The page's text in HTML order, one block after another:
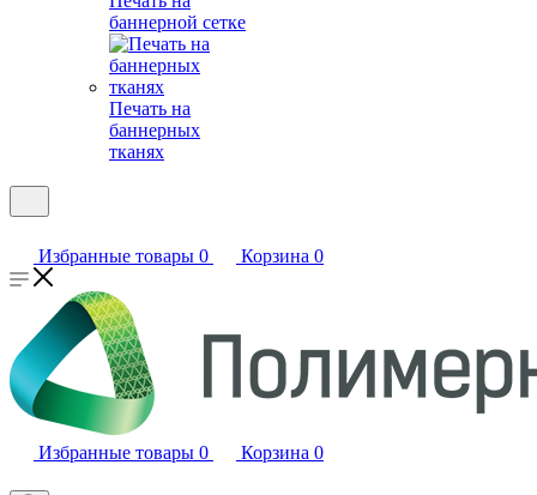
баннерной сетке
Печать на
баннерных
тканях
Избранные товары 0 Корзина 0
Избранные товары 0 Корзина 0